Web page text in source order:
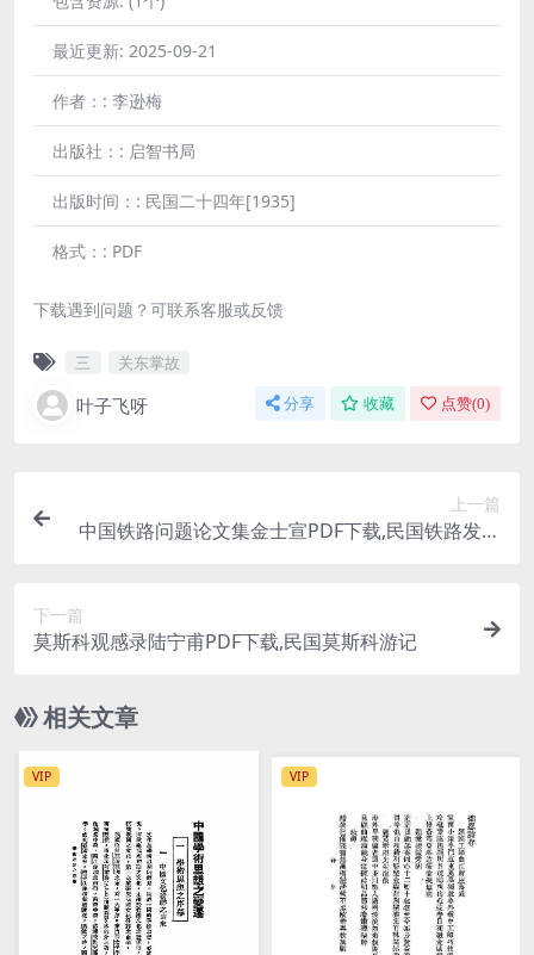
最近更新: 2025-09-21
作者：: 李逊梅
出版社：: 启智书局
出版时间：: 民国二十四年[1935]
格式：: PDF
下载遇到问题？可联系客服或反馈
三 关东掌故
叶子飞呀 分享 收藏 点赞(0)
上一篇
中国铁路问题论文集金士宣PDF下载,民国铁路发展
下一篇
莫斯科观感录陆宁甫PDF下载,民国莫斯科游记
相关文章
VIP VIP